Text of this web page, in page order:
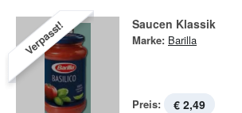
Verpasst! Saucen Klassik
Marke: Barilla
Preis: € 2,49